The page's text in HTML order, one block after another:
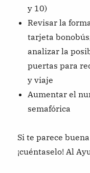
y 10)
Revisar la
tarjeta
analizar la
puertas para
y viaje
Aumentar el
semafórica
Si te parece
¡cuéntaselo! Al